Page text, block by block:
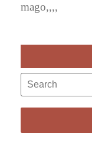
mago,,,,
Search